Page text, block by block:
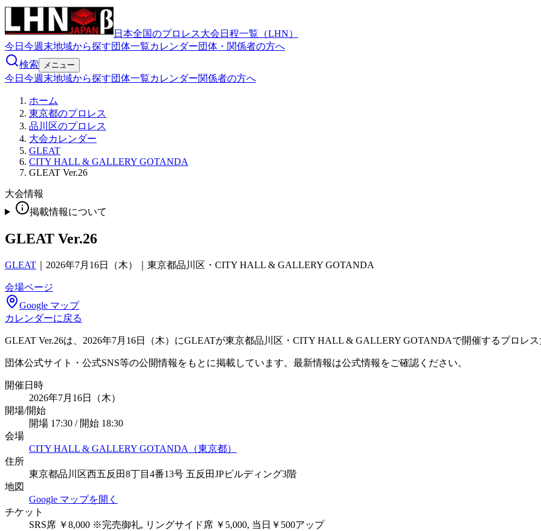
日本全国のプロレス大会日程一覧（LHN）
今日 今週末地域から探す団体一覧カレンダー団体・関係者の方へ
検索
メニュー
今日 今週末地域から探す団体一覧カレンダー関係者の方へ
ホーム
東京都のプロレス
品川区のプロレス
大会カレンダー
GLEAT
CITY HALL & GALLERY GOTANDA
GLEAT Ver.26
大会情報
掲載情報について
GLEAT Ver.26
GLEAT 2026年7月16日（木）｜東京都品川区・CITY HALL & GALLERY GOTANDA
会場ページ
Google マップ
カレンダーに戻る
GLEAT Ver.26は、2026年7月16日（木）にGLEATが東京都品川区・CITY HALL & GALLERY GOTANDAで開催するプロレ
団体公式サイト・公式SNS等の公開情報をもとに掲載しています。最新情報は公式情報をご確認ください。
開催日時
2026年7月16日（木）
開場/開始
開場 17:30 / 開始 18:30
会場
CITY HALL & GALLERY GOTANDA（東京都）
住所
東京都品川区西五反田8丁目4番13号 五反田JPビルディング3階
地図
Google マップを開く
チケット
SRS席 ￥8,000 ※完売御礼, リングサイド席 ￥5,000, 当日￥500アップ